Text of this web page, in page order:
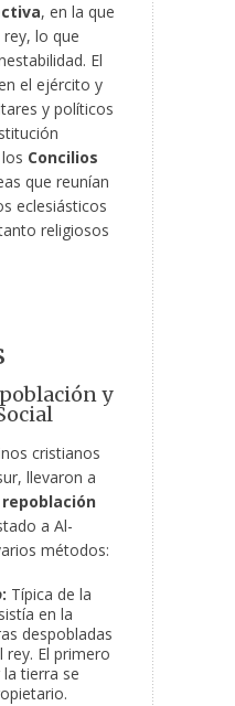
, en la que
lo que
El
el ejército y
y políticos
Concilios
que reunían
eclesiásticos
religiosos
y
cristianos
llevaron a
repoblación
a Al-
métodos:
: Típica de la
en la
despobladas
rey. El primero
tierra se